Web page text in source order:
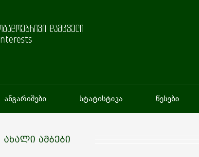
დამცველი
ანგარიშები სტატისტიკა წესები
ახალი ამბები